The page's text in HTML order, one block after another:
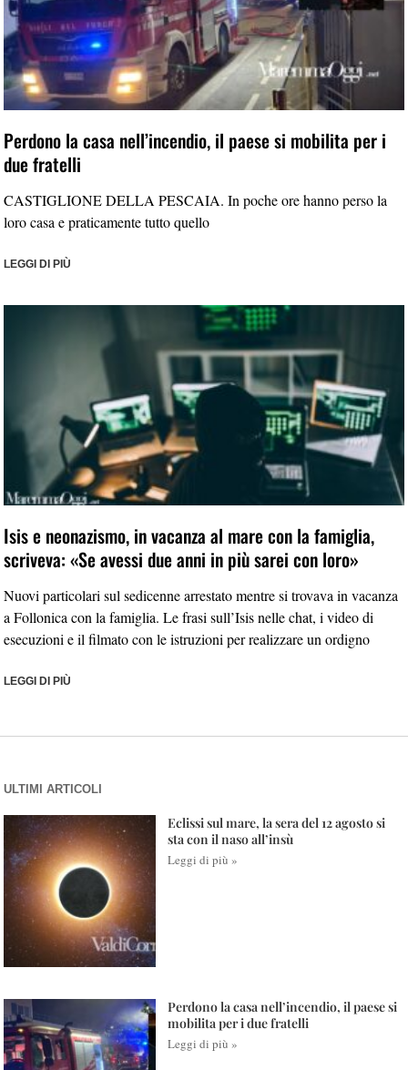
Perdono la casa nell’incendio, il paese si mobilita per i
due fratelli
CASTIGLIONE DELLA PESCAIA. In poche ore hanno perso la
loro casa e praticamente tutto quello
LEGGI DI PIÙ
Isis e neonazismo, in vacanza al mare con la famiglia,
scriveva: «Se avessi due anni in più sarei con loro»
Nuovi particolari sul sedicenne arrestato mentre si trovava in vacanza
a Follonica con la famiglia. Le frasi sull’Isis nelle chat, i video di
esecuzioni e il filmato con le istruzioni per realizzare un ordigno
LEGGI DI PIÙ
ULTIMI ARTICOLI
Eclissi sul mare, la sera del 12 agosto si
sta con il naso all’insù
Leggi di più »
Perdono la casa nell’incendio, il paese si
mobilita per i due fratelli
Leggi di più »